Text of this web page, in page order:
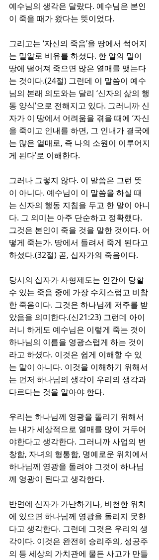
예수님의 생각은 달랐다. 예수님은 본인
이 죽을 때가 왔다는 뜻이었다.
그리고는 ‘자신의 죽음’을 땅에서 썩어지
는 밀알로 비유를 하셨다. 한 알의 밀이
땅에 떨어져 죽으면 많은 열매를 맺는다
는 것이다.(24절) 그런데 이 말씀이 예수
님의 본래 의도와는 달리 ‘신자의 삶의 행
동 양식’으로 전해지고 있다. 그러니까 신
자가 이 땅에서 어려움을 겪을 때에 ‘자신
을 죽이고 인내를 하면, 그 인내가 결국에
는 많은 열매로, 즉 나의 소원이 이루어지
게 된다’로 이해한다.
그러나 그렇지 않다. 이 말씀은 그런 뜻
이 아니다. 예수님이 이 말씀을 하실 때
는 신자의 행동 지침을 두고 한 말이 아니
다. 그 의미는 아주 단순하고 정확했다.
그것은 본인이 죽을 것을 말한 것이다. 어
떻게 죽는가. 땅에서 들려서 죽게 된다고
하셨다.(32절) 곧, 십자가의 죽음이다.
당시의 십자가 사형제도는 인간이 당할
수 있는 죽음 중에 가장 수치스럽고 비참
한 죽음이다. 그것은 하나님께 저주를 받
았음을 의미한다.(신21:23) 그런데 아이
러니 하게도 예수님은 이렇게 죽는 것이
하나님의 이름을 영광스럽게 하는 것이
라고 하셨다. 이것은 쉽게 이해할 수 있
는 말이 아니다. 이것을 이해하기 위해서
는 먼저 하나님의 생각이 우리의 생각과
다르다는 것을 알아야 한다.
우리는 하나님께 영광을 돌리기 위해서
는 내가 세상적으로 열매를 많이 거두어
야한다고 생각한다. 그러니까 사업의 번
창함, 자녀의 형통함, 명예로운 위치에서
하나님께 영광을 돌려야 그것이 하나님
께 영광이 된다고 생각한다.
반면에 신자가 가난하거나, 비천한 위치
에 있으면 하나님께 영광을 돌리지 못한
다고 생각한다. 그런데 그것은 우리의 생
각이다. 이것은 완전히 승리주의, 성공주
의 등 세상의 가치관에 물든 사고가 만들